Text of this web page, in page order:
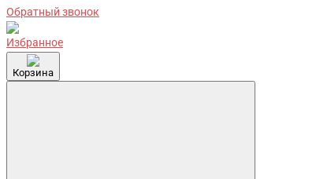
Обратный звонок
Избранное
Корзина